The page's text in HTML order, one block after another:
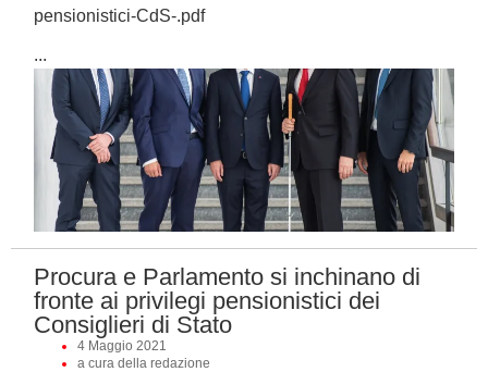
pensionistici-CdS-.pdf
...
Procura e Parlamento si inchinano di
fronte ai privilegi pensionistici dei
Consiglieri di Stato
4 Maggio 2021
a cura della redazione